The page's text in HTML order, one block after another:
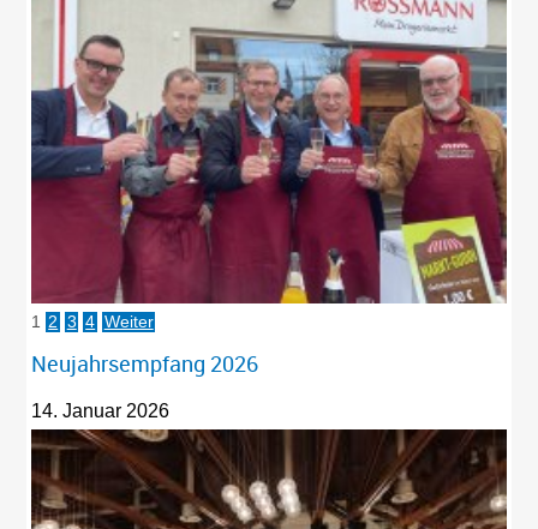
1 2 3 4 Weiter
Neujahrsempfang 2026
14. Januar 2026